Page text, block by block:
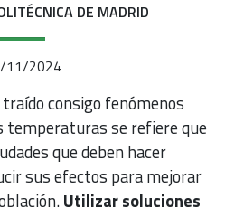
DE MADRID
11/2024
consigo fenómenos
temperaturas se refiere que
que deben hacer
sus efectos para mejorar
Utilizar soluciones